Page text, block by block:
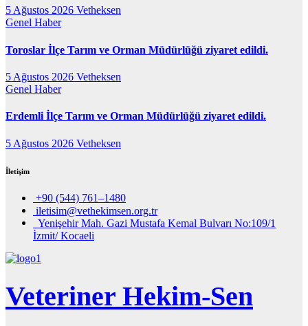
5 Ağustos 2026 Vetheksen
Genel Haber
Toroslar İlçe Tarım ve Orman Müdürlüğü ziyaret edildi.
5 Ağustos 2026 Vetheksen
Genel Haber
Erdemli İlçe Tarım ve Orman Müdürlüğü ziyaret edildi.
5 Ağustos 2026 Vetheksen
İletişim
+90 (544) 761–1480
iletisim@vethekimsen.org.tr
Yenişehir Mah. Gazi Mustafa Kemal Bulvarı No:109/1
İzmit/ Kocaeli
Veteriner Hekim-Sen